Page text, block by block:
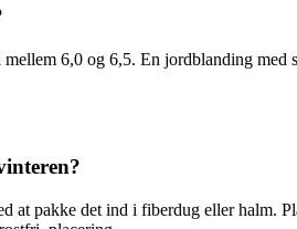
6,0 og 6,5. En jordblanding
at pakke det ind i fiberdug eller halm.